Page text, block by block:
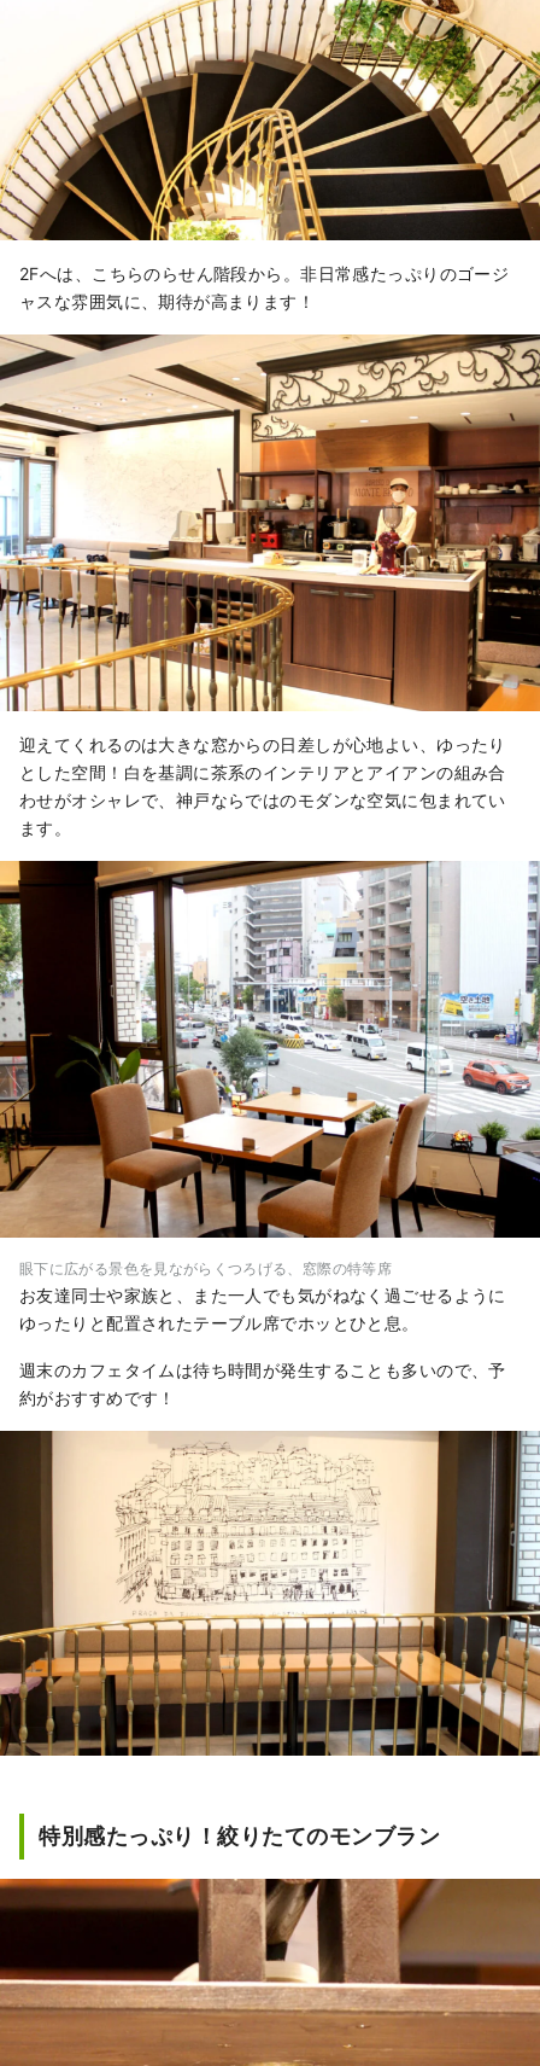
2Fへは、こちらのらせん階段から。非日常感たっぷりのゴージ
ャスな雰囲気に、期待が高まります！
迎えてくれるのは大きな窓からの日差しが心地よい、ゆったり
とした空間！白を基調に茶系のインテリアとアイアンの組み合
わせがオシャレで、神戸ならではのモダンな空気に包まれてい
ます。
眼下に広がる景色を見ながらくつろげる、窓際の特等席
お友達同士や家族と、また一人でも気がねなく過ごせるように
ゆったりと配置されたテーブル席でホッとひと息。
週末のカフェタイムは待ち時間が発生することも多いので、予
約がおすすめです！
特別感たっぷり！絞りたてのモンブラン